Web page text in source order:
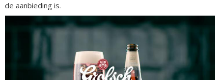
de aanbieding is.